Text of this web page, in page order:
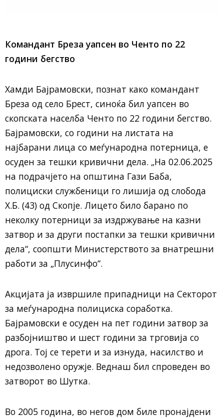
Командант Бреза уапсен во Ченто по 22
години бегство
Хамди Бајрамовски, познат како командант
Бреза од село Брест, синоќа бил уапсен во
скопската населба Ченто по 22 години бегство.
Бајрамовски, со години на листата на
најбарани лица со меѓународна потерница, е
осуден за тешки кривични дела. „На 02.06.2025
на подрачјето на општина Гази Баба,
полициски службеници го лишија од слобода
Х.Б. (43) од Скопје. Лицето било барано по
неколку потерници за издржување на казни
затвор и за други постапки за тешки кривични
дела“, соопшти Министерството за внатрешни
работи за „Плусинфо“.
Акцијата ја извршиле припадници на Секторот
за меѓународна полициска соработка.
Бајрамовски е осуден на пет години затвор за
разбојништво и шест години за трговија со
дрога. Тој се терети и за изнуда, насилство и
недозволено оружје. Веднаш бил спроведен во
затворот во Шутка.
Во 2005 година, во негов дом биле пронајдени